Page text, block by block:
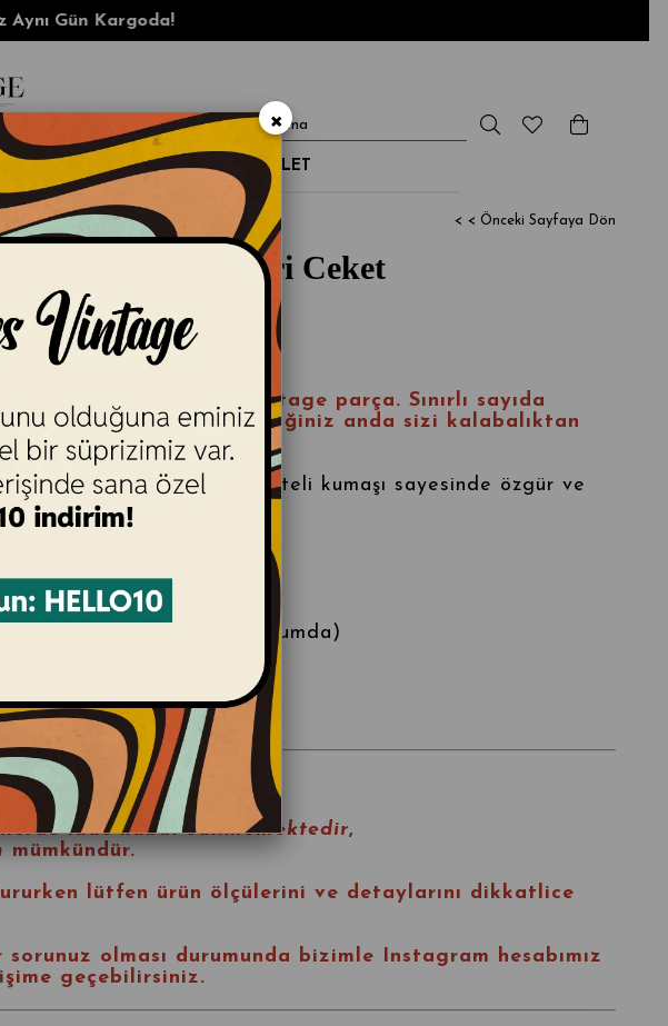
Kargoda!
İNDİRİM & OUTLET
< < Önceki Sayfaya Dön
Eskitme Biker Deri Ceket
gelen orijinal bir vintage parça. Sınırlı sayıda
yalnızca tek adettir; giydiğiniz anda sizi kalabalıktan
Tarz:Rahat kesimi ve kaliteli kumaşı sayesinde özgür ve
sunar.%100 Deridir.
Uygundur.
9/10 (Oldukça iyi durumda)
iade kabul edilmemektedir,
mümkündür.
lütfen ürün ölçülerini ve detaylarını dikkatlice
olması durumunda bizimle Instagram hesabımız
geçebilirsiniz.
×